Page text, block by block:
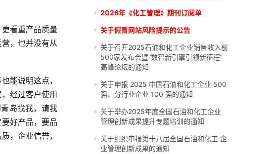
看重产品质量
，也并没有从
能说明这点，
经过客户使用
岛找我，请我
好产品，要品
，企业信誉，
2026年《化工管理》期刊订阅单
关于假冒网站风险提示的公告
关于召开2025石油和化工企业销售收入前
500家发布会暨“数智新引擎引领新征程”
高峰论坛的通知
关于申报 2025 中国石油和化工企业 500
强、分行业企业 100 强的通知
关于举办2025年度全国石油和化工企业
管理创新成果提升专题培训的通知
关于组织申报第十八届全国石油和化工 企
业管理创新成果的通知